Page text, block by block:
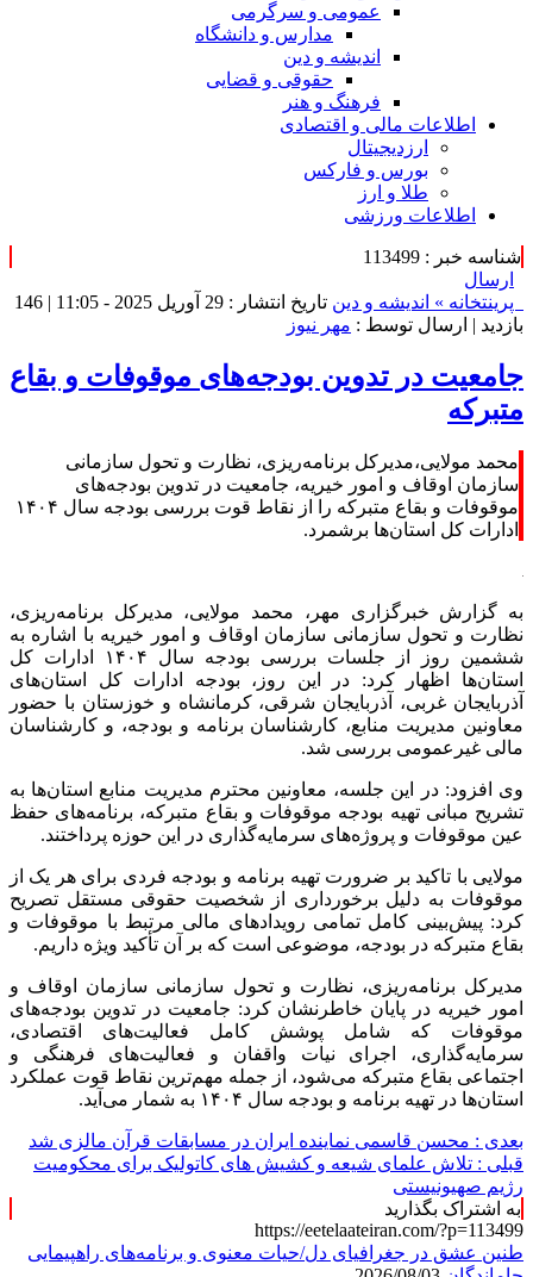
عمومی و سرگرمی
مدارس و دانشگاه
اندیشه و دین
حقوقی و قضایی
فرهنگ و هنر
اطلاعات مالی و اقتصادی
ارزدیجیتال
بورس و فارکس
طلا و ارز
اطلاعات ورزشی
شناسه خبر : 113499
ارسال
پرینتخانه » اندیشه و دین تاریخ انتشار : 29 آوریل 2025 - 11:05 |
146
بازدید | ارسال توسط : مهر نیوز
جامعیت در تدوین بودجه‌های موقوفات و بقاع
متبرکه
محمد مولایی،مدیرکل برنامه‌ریزی، نظارت و تحول سازمانی
سازمان اوقاف و امور خیریه، جامعیت در تدوین بودجه‌های
موقوفات و بقاع متبرکه را از نقاط قوت بررسی بودجه سال ۱۴۰۴
ادارات کل استان‌ها برشمرد.
به گزارش خبرگزاری مهر، محمد مولایی، مدیرکل برنامه‌ریزی،
نظارت و تحول سازمانی سازمان اوقاف و امور خیریه با اشاره به
ششمین روز از جلسات بررسی بودجه سال ۱۴۰۴ ادارات کل
استان‌ها اظهار کرد: در این روز، بودجه ادارات کل استان‌های
آذربایجان غربی، آذربایجان شرقی، کرمانشاه و خوزستان با حضور
معاونین مدیریت منابع، کارشناسان برنامه و بودجه، و کارشناسان
مالی غیرعمومی بررسی شد.
وی افزود: در این جلسه، معاونین محترم مدیریت منابع استان‌ها به
تشریح مبانی تهیه بودجه موقوفات و بقاع متبرکه، برنامه‌های حفظ
عین موقوفات و پروژه‌های سرمایه‌گذاری در این حوزه پرداختند.
مولایی با تاکید بر ضرورت تهیه برنامه و بودجه فردی برای هر یک از
موقوفات به دلیل برخورداری از شخصیت حقوقی مستقل تصریح
کرد: پیش‌بینی کامل تمامی رویدادهای مالی مرتبط با موقوفات و
بقاع متبرکه در بودجه، موضوعی است که بر آن تأکید ویژه داریم.
مدیرکل برنامه‌ریزی، نظارت و تحول سازمانی سازمان اوقاف و
امور خیریه در پایان خاطرنشان کرد: جامعیت در تدوین بودجه‌های
موقوفات که شامل پوشش کامل فعالیت‌های اقتصادی،
سرمایه‌گذاری، اجرای نیات واقفان و فعالیت‌های فرهنگی و
اجتماعی بقاع متبرکه می‌شود، از جمله مهم‌ترین نقاط قوت عملکرد
استان‌ها در تهیه برنامه و بودجه سال ۱۴۰۴ به شمار می‌آید.
بعدی : محسن قاسمی نماینده ایران در مسابقات قرآن مالزی شد
قبلی : تلاش علمای شیعه و کشیش های کاتولیک برای محکومیت
رژیم صهیونیستی
به اشتراک بگذارید
https://eetelaateiran.com/?p=113499
طنین عشق در جغرافیای دل/حیات معنوی و برنامه‌های راهپیمایی